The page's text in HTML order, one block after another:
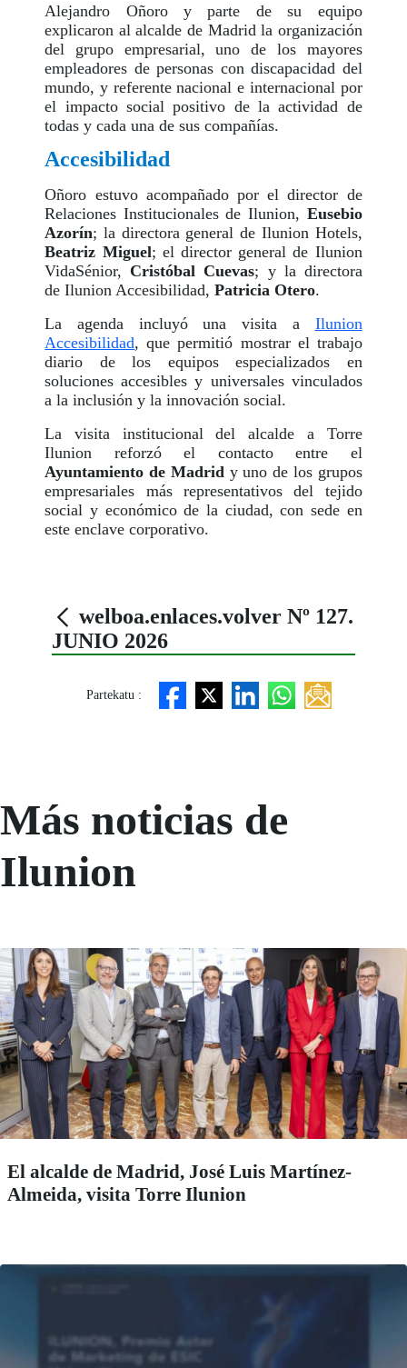
Alejandro Oñoro y parte de su equipo
explicaron al alcalde de Madrid la organización
del grupo empresarial, uno de los mayores
empleadores de personas con discapacidad del
mundo, y referente nacional e internacional por
el impacto social positivo de la actividad de
todas y cada una de sus compañías.
Accesibilidad
Oñoro estuvo acompañado por el director de
Relaciones Institucionales de Ilunion, Eusebio
Azorín; la directora general de Ilunion Hotels,
Beatriz Miguel; el director general de Ilunion
VidaSénior, Cristóbal Cuevas; y la directora
de Ilunion Accesibilidad,Patricia Otero.
La agenda incluyó una visita a Ilunion
Accesibilidad, que permitió mostrar el trabajo
diario de los equipos especializados en
soluciones accesibles y universales vinculados
a la inclusión y la innovación social.
La visita institucional del alcalde a Torre
Ilunion reforzó el contacto entre el
Ayuntamiento de Madrid y uno de los grupos
empresariales más representativos del tejido
social y económico de la ciudad, con sede en
este enclave corporativo.
welboa.enlaces.volver Nº 127.
JUNIO 2026
Partekatu :
Más noticias de
Ilunion
El alcalde de Madrid, José Luis Martínez-
Almeida, visita Torre Ilunion